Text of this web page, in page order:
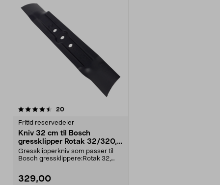
20anmeldelser
Fritid reservedeler
Kniv 32 cm til Bosch
gressklipper Rotak 32/320,
Arm 32/3200
Gressklipperkniv som passer til
Bosch gressklippere:Rotak 32,
329,00